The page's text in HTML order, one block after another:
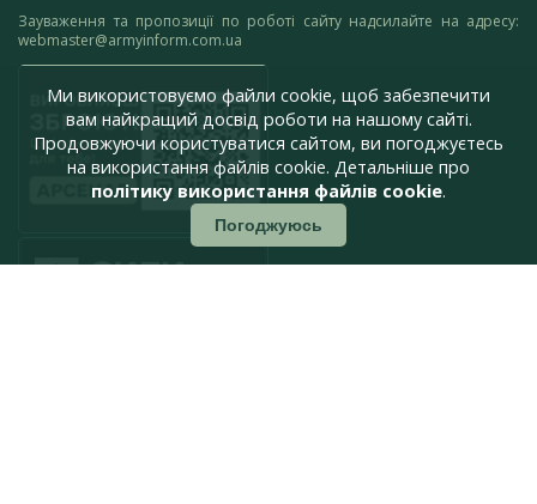
Зауваження та пропозиції по роботі сайту надсилайте на адресу:
webmaster@armyinform.com.ua
Ми використовуємо файли cookie, щоб забезпечити
вам найкращий досвід роботи на нашому сайті.
Продовжуючи користуватися сайтом, ви погоджуєтесь
на використання файлів cookie. Детальніше про
політику використання файлів cookie.
Погоджуюсь